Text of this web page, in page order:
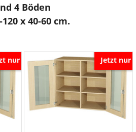
4 Böden
x 40-60 cm.
nur Jetzt nur